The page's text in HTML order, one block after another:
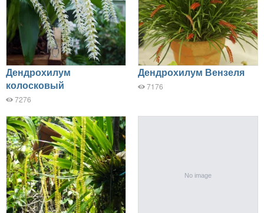
Дендрохилум
колосковый
7276
Дендрохилум Вензеля
7176